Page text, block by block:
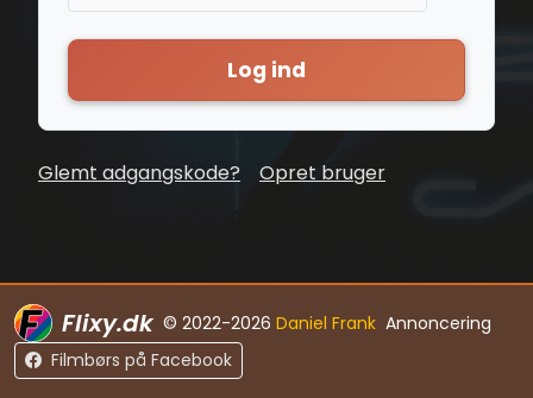
Log ind
Glemt adgangskode? Opret bruger
Flixy.dk © 2022-2026 Daniel Frank Annoncering
Filmbørs på Facebook